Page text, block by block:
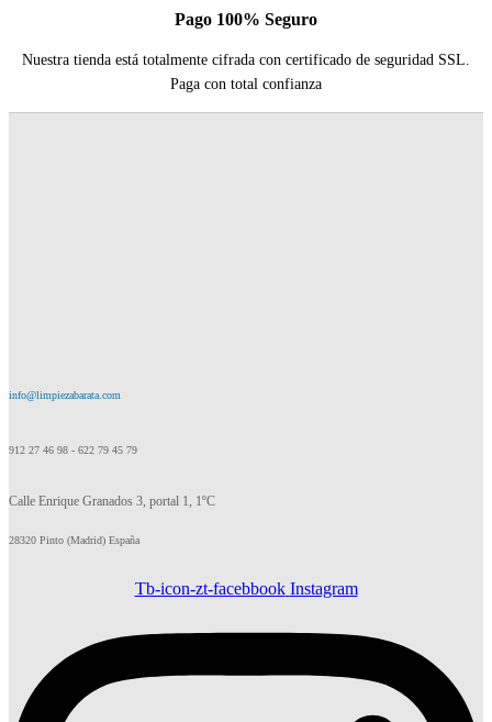
Pago 100% Seguro
Nuestra tienda está totalmente cifrada con certificado de seguridad SSL.
Paga con total confianza
info@limpiezabarata.com
912 27 46 98 - 622 79 45 79
Calle Enrique Granados 3, portal 1, 1ºC
28320 Pinto (Madrid) España
Tb-icon-zt-facebbook Instagram